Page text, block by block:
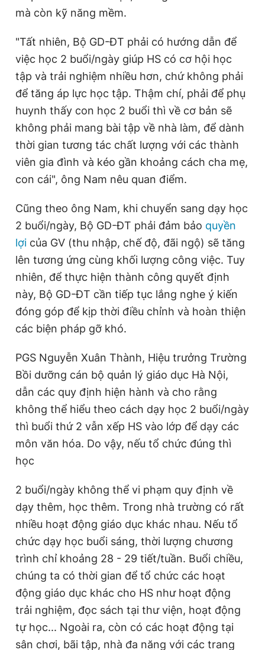
mà còn kỹ năng mềm.
"Tất nhiên, Bộ GD-ĐT phải có hướng dẫn để
việc học 2 buổi/ngày giúp HS có cơ hội học
tập và trải nghiệm nhiều hơn, chứ không phải
để tăng áp lực học tập. Thậm chí, phải để phụ
huynh thấy con học 2 buổi thì về cơ bản sẽ
không phải mang bài tập về nhà làm, để dành
thời gian tương tác chất lượng với các thành
viên gia đình và kéo gần khoảng cách cha mẹ,
con cái", ông Nam nêu quan điểm.
Cũng theo ông Nam, khi chuyển sang dạy học
2 buổi/ngày, Bộ GD-ĐT phải đảm bảo quyền
lợi của GV (thu nhập, chế độ, đãi ngộ) sẽ tăng
lên tương ứng cùng khối lượng công việc. Tuy
nhiên, để thực hiện thành công quyết định
này, Bộ GD-ĐT cần tiếp tục lắng nghe ý kiến
đóng góp để kịp thời điều chỉnh và hoàn thiện
các biện pháp gỡ khó.
PGS Nguyễn Xuân Thành, Hiệu trưởng Trường
Bồi dưỡng cán bộ quản lý giáo dục Hà Nội,
dẫn các quy định hiện hành và cho rằng
không thể hiểu theo cách dạy học 2 buổi/ngày
thì buổi thứ 2 vẫn xếp HS vào lớp để dạy các
môn văn hóa. Do vậy, nếu tổ chức đúng thì
học
2 buổi/ngày không thể vi phạm quy định về
dạy thêm, học thêm. Trong nhà trường có rất
nhiều hoạt động giáo dục khác nhau. Nếu tổ
chức dạy học buổi sáng, thời lượng chương
trình chỉ khoảng 28 - 29 tiết/tuần. Buổi chiều,
chúng ta có thời gian để tổ chức các hoạt
động giáo dục khác cho HS như hoạt động
trải nghiệm, đọc sách tại thư viện, hoạt động
tự học... Ngoài ra, còn có các hoạt động tại
sân chơi, bãi tập, nhà đa năng với các trang